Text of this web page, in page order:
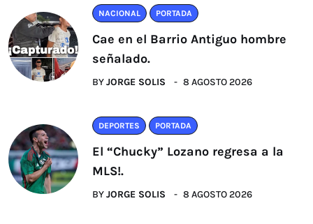
NACIONAL PORTADA
Cae en el Barrio Antiguo hombre
señalado.
BYJORGE SOLIS 8 AGOSTO 2026
DEPORTES PORTADA
El “Chucky” Lozano regresa a la
MLS!.
BYJORGE SOLIS 8 AGOSTO 2026